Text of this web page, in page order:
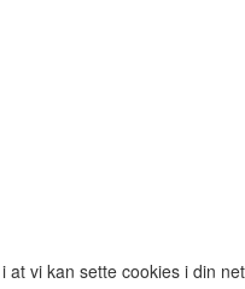
vi kan sette cookies i din